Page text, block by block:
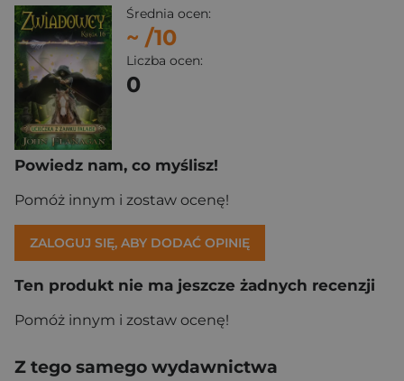
Średnia ocen:
~ /10
Liczba ocen:
0
Powiedz nam, co myślisz!
Pomóż innym i zostaw ocenę!
ZALOGUJ SIĘ, ABY DODAĆ OPINIĘ
Ten produkt nie ma jeszcze żadnych recenzji
Pomóż innym i zostaw ocenę!
Z tego samego wydawnictwa